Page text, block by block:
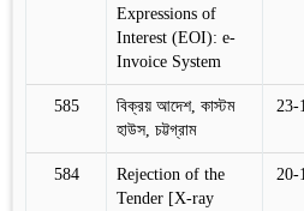
Expressions of
Interest (EOI): e-
Invoice System
585
বিক্রয় আদেশ, কাস্টম
হাউস, চট্টগ্রাম
23-
584
Rejection of the
Tender [X-ray
20-